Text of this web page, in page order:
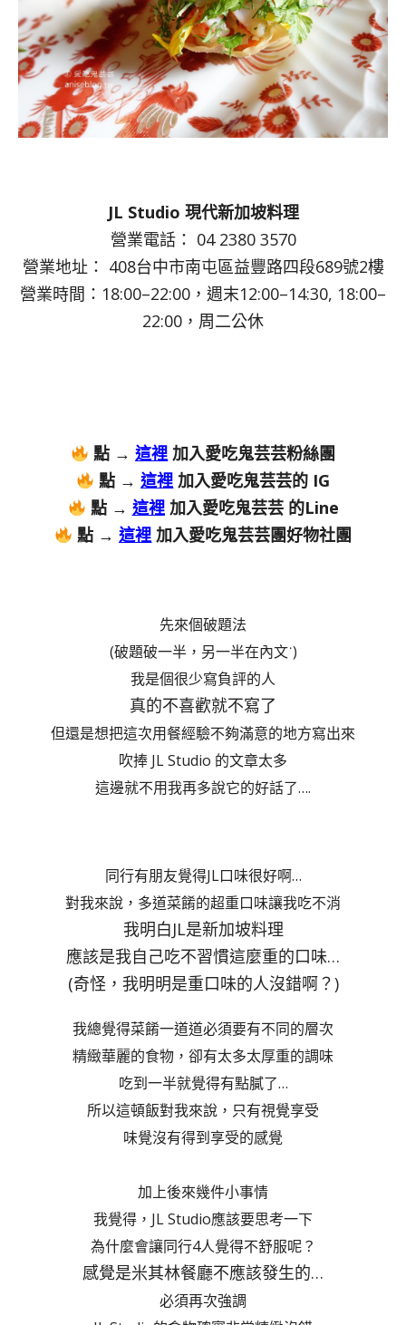
JL Studio 現代新加坡料理
營業電話： 04 2380 3570
營業地址： 408台中市南屯區益豐路四段689號2樓
營業時間：18:00–22:00，週末12:00–14:30, 18:00–
22:00，周二公休
點 → 這裡 加入愛吃鬼芸芸粉絲團
點 →這裡 加入愛吃鬼芸芸的 IG
點 → 這裡加入愛吃鬼芸芸 的Line
點 → 這裡 加入愛吃鬼芸芸團好物社團
先來個破題法
(破題破一半，另一半在內文˙)
我是個很少寫負評的人
真的不喜歡就不寫了
但還是想把這次用餐經驗不夠滿意的地方寫出來
吹捧 JL Studio 的文章太多
這邊就不用我再多說它的好話了….
同行有朋友覺得JL口味很好啊…
對我來說，多道菜餚的超重口味讓我吃不消
我明白JL是新加坡料理
應該是我自己吃不習慣這麼重的口味…
(奇怪，我明明是重口味的人沒錯啊？)
我總覺得菜餚一道道必須要有不同的層次
精緻華麗的食物，卻有太多太厚重的調味
吃到一半就覺得有點膩了…
所以這頓飯對我來說，只有視覺享受
味覺沒有得到享受的感覺
加上後來幾件小事情
我覺得，JL Studio應該要思考一下
為什麼會讓同行4人覺得不舒服呢？
感覺是米其林餐廳不應該發生的…
必須再次強調